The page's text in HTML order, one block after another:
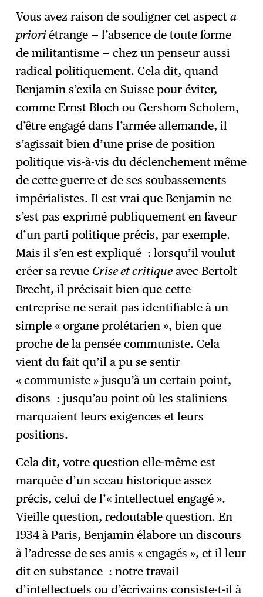
Vous avez raison de souligner cet aspecta
prioriétrange — l’absence de toute forme
de militantisme — chez un penseur aussi
radical politiquement. Cela dit, quand
Benjamin s’exila en Suisse pour éviter,
comme Ernst Bloch ou Gershom Scholem,
d’être engagé dans l’armée allemande, il
s’agissait bien d’une prise de position
politique vis-à-vis du déclenchement même
de cette guerre et de ses soubassements
impérialistes. Il est vrai que Benjamin ne
s’est pas exprimé publiquement en faveur
d’un parti politique précis, par exemple.
Mais il s’en est expliqué : lorsqu’il voulut
créer sa revue Crise et critiqueavec Bertolt
Brecht, il précisait bien que cette
entreprise ne serait pas identifiable à un
simple « organe prolétarien », bien que
proche de la pensée communiste. Cela
vient du fait qu’il a pu se sentir
« communiste » jusqu’à un certain point,
disons : jusqu’au point où les staliniens
marquaient leurs exigences et leurs
positions.
Cela dit, votre question elle-même est
marquée d’un sceau historique assez
précis, celui de l’« intellectuel engagé ».
Vieille question, redoutable question. En
1934 à Paris, Benjamin élabore un discours
à l’adresse de ses amis « engagés », et il leur
dit en substance : notre travail
d’intellectuels ou d’écrivains consiste-t-il à